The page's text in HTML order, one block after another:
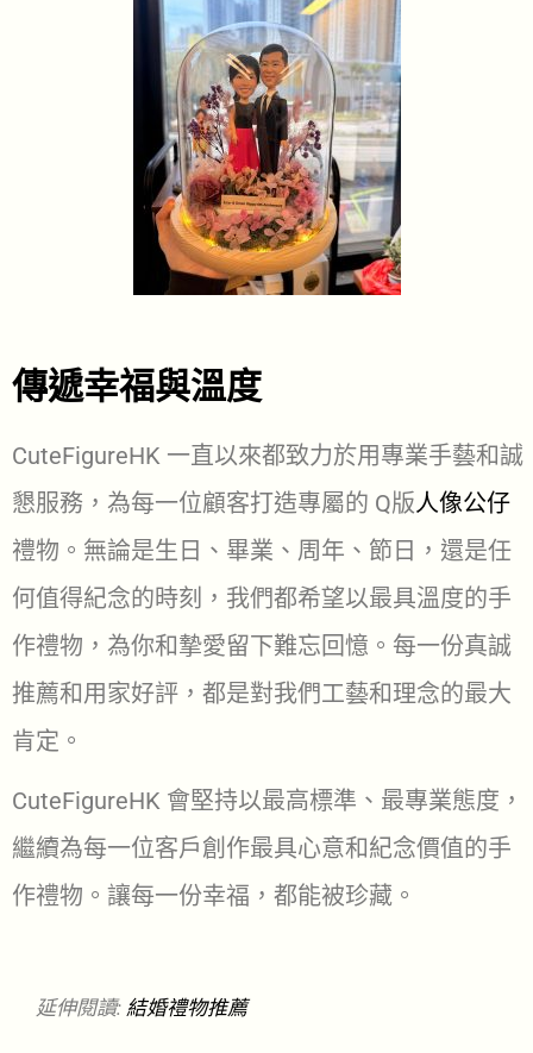
傳遞幸福與溫度
CuteFigureHK 一直以來都致力於用專業手藝和誠
懇服務，為每一位顧客打造專屬的 Q版人像公仔
禮物。無論是生日、畢業、周年、節日，還是任
何值得紀念的時刻，我們都希望以最具溫度的手
作禮物，為你和摯愛留下難忘回憶。每一份真誠
推薦和用家好評，都是對我們工藝和理念的最大
肯定。
CuteFigureHK 會堅持以最高標準、最專業態度，
繼續為每一位客戶創作最具心意和紀念價值的手
作禮物。讓每一份幸福，都能被珍藏。
延伸閱讀: 結婚禮物推薦